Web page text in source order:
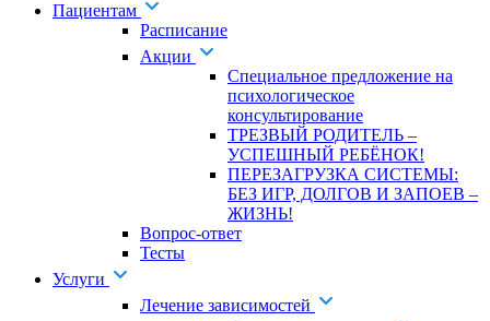
Пациентам
Расписание
Акции
Специальное предложение на
психологическое
консультирование
ТРЕЗВЫЙ РОДИТЕЛЬ –
УСПЕШНЫЙ РЕБЁНОК!
ПЕРЕЗАГРУЗКА СИСТЕМЫ:
БЕЗ ИГР, ДОЛГОВ И ЗАПОЕВ –
ЖИЗНЬ!
Вопрос-ответ
Тесты
Услуги
Лечение зависимостей